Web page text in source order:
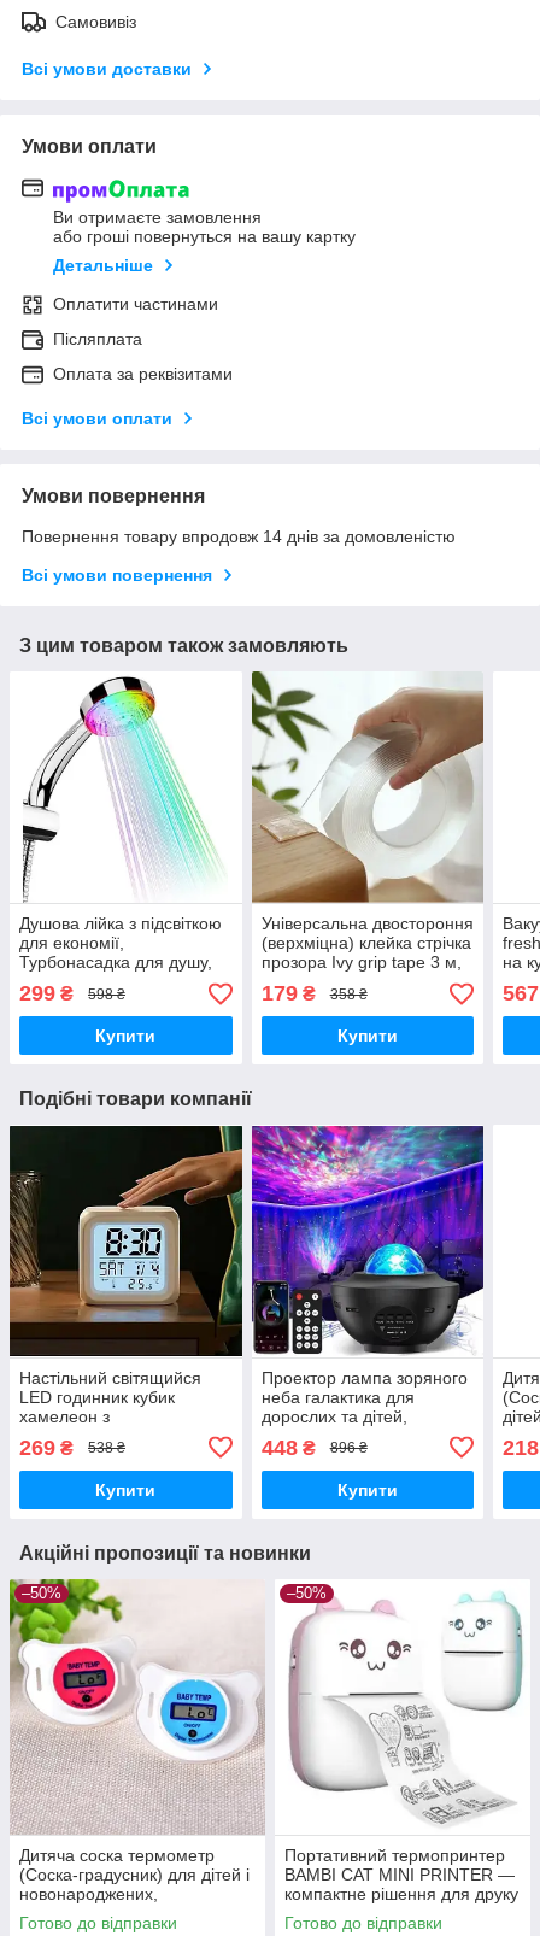
Самовивіз
Всі умови доставки
Умови оплати
Ви отримаєте замовлення
або гроші повернуться на вашу картку
Детальніше
Оплатити частинами
Післяплата
Оплата за реквізитами
Всі умови оплати
Умови повернення
Повернення товару впродовж 14 днів за домовленістю
Всі умови повернення
З цим товаром також замовляють
Душова лійка з підсвіткою
для економії,
Турбонасадка для душу,
shower
299 ₴ 598 ₴
Купити
Універсальна двостороння
(верхміцна) клейка стрічка
прозора Ivy grip tape 3 м,
179₴ 358 ₴
Купити
на
567
Подібні товари компанії
Настільний світящийся
LED годинник кубик
хамелеон з
будильник акумуляторний
з підсвічуванням і
термометром
269 ₴ 538 ₴
Купити
Проектор лампа зоряного
неба галактика для
дорослих та дітей,
Дитячий музичний нічник
для спальні з блютуз
колонкою на пульті
448₴ 896 ₴
Купити
218
Акційні пропозиції та новинки
–50%
Дитяча соска термометр
(Соска-градусник) для дітей і
новонароджених,
Термометри-соски
Готово до відправки
–50%
Портативний термопринтер
BAMBI CAT MINI PRINTER —
компактне рішення для друку
на ходу для дітей і дорослих
Готово до відправки